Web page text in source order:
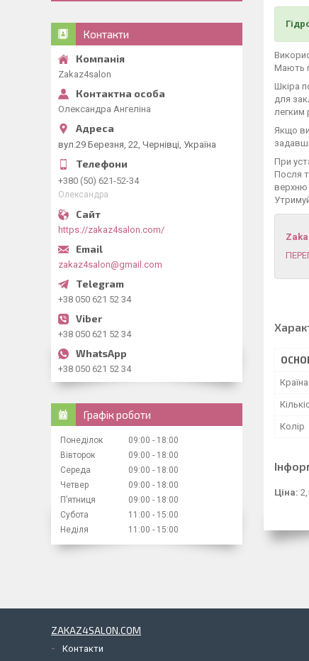
Мають
Шкіра
для
легким
Якщо
При
Посля
верхню
Колір
Ціна:
Контакти
Zakaz4salon
Олександра Ангеліна
вул.29 Березня, 22, Чернівці, Україна
+380 (50) 621-52-34
Олександра
https://zakaz4salon.com/
zakaz4salon@gmail.com
+38 050 621 52 34
+38 050 621 52 34
+38 050 621 52 34
Графік роботи
Понеділок 09:00
18:00
Вівторок
09:00
18:00
Середа
09:00
18:00
Четвер
09:00
18:00
Пʼятниця
09:00
18:00
Субота
11:00
15:00
Неділя
11:00 15:00
ZAKAZ4SALON.COM
Контакти